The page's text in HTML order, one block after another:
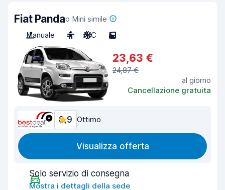
Fiat Pandao Mini simile
Manuale
4 A/C 5
23,63 €
24,87 €
al giorno
Cancellazione gratuita
8,9 Ottimo
Visualizza offerta
Solo servizio di consegna
Mostra i dettagli della sede